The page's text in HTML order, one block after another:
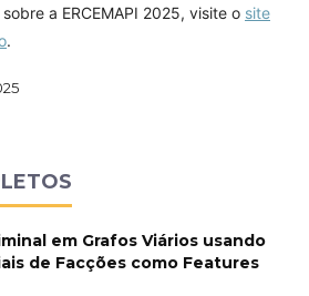
a ERCEMAPI 2025, visite o site
.
em Grafos Viários usando
de Facções como Features